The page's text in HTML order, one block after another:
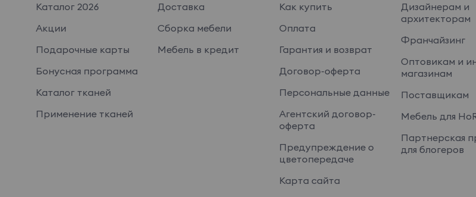
Каталог 2026
Акции
Подарочные карты
Бонусная программа
Каталог тканей
Применение тканей
Доставка
Сборка мебели
Мебель в кредит
Как купить
Оплата
Гарантия и возврат
Договор-оферта
Персональные данные
Агентский договор-
оферта
Предупреждение о
цветопередаче
Карта сайта
Дизайнерам и
архитекторам
Франчайзинг
Оптовикам и
магазинам
Поставщикам
Мебель для
Партнерская
для блогеров